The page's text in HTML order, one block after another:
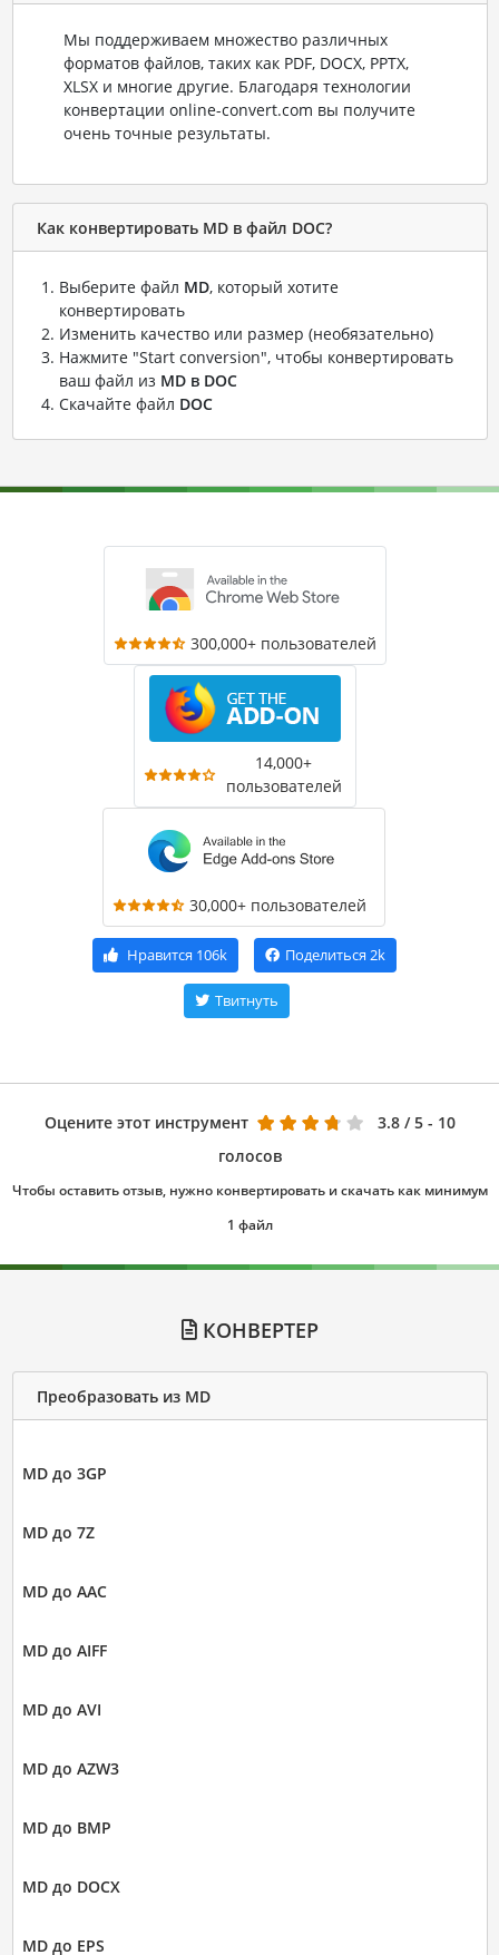
Мы поддерживаем множество различных
форматов файлов, таких как PDF, DOCX, PPTX,
XLSX и многие другие. Благодаря технологии
конвертации online-convert.com вы получите
очень точные результаты.
Как конвертировать MD в файл DOC?
Выберите файл MD, который хотите
конвертировать
Изменить качество или размер (необязательно)
Нажмите "Start conversion", чтобы конвертировать
ваш файл из MD в DOC
Скачайте файл DOC
300,000+ пользователей
14,000+
пользователей
30,000+ пользователей
Нравится 106k Поделиться 2k
Твитнуть
Оцените этот инструмент 3.8 / 5 - 10
голосов
Чтобы оставить отзыв, нужно конвертировать и скачать как минимум
1 файл
КОНВЕРТЕР
Преобразовать из MD
MD до 3GP
MD до 7Z
MD до AAC
MD до AIFF
MD до AVI
MD до AZW3
MD до BMP
MD до DOCX
MD до EPS